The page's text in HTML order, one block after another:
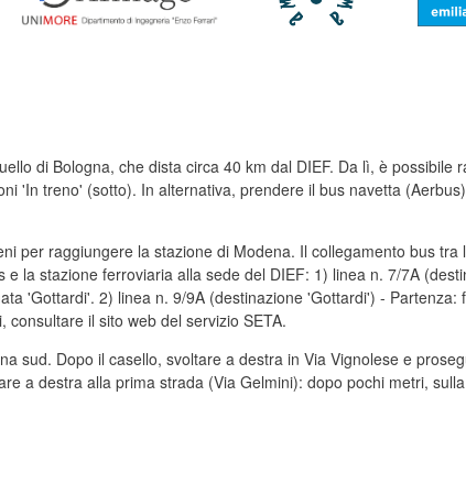
di Bologna, che dista circa 40 km dal DIEF. Da lì, è
'In treno' (sotto). In alternativa, prendere il bus navetta
per raggiungere la stazione di Modena. Il collegamento bus
e la stazione ferroviaria alla sede del DIEF: 1) linea n. 7/7A
'Gottardi'. 2) linea n. 9/9A (destinazione 'Gottardi') -
il sito web del servizio SETA.
sud. Dopo il casello, svoltare a destra in Via Vignolese e
a destra alla prima strada (Via Gelmini): dopo pochi metri,